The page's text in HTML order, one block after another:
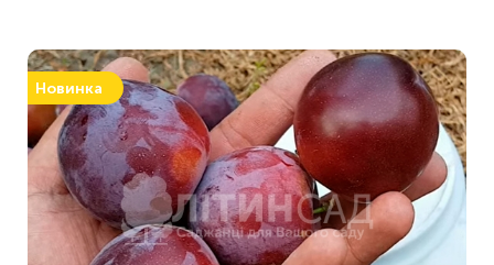
Новинка